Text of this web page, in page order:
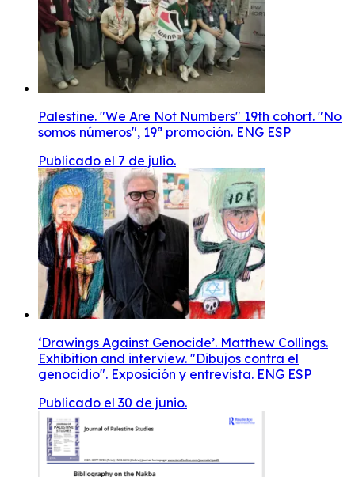
Palestine. "We Are Not Numbers" 19th cohort. "No
somos números", 19ª promoción. ENG ESP
Publicado el 7 de julio.
‘Drawings Against Genocide’. Matthew Collings.
Exhibition and interview. "Dibujos contra el
genocidio". Exposición y entrevista. ENG ESP
Publicado el 30 de junio.